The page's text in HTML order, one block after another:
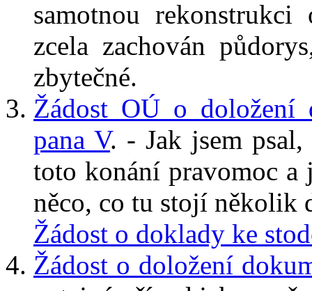
samotnou
zcela zachován
zbytečné.
Žádost OÚ o doložení
pana V. - Jak jsem
toto konání pravomoc a
něco, co tu stojí několik
Žádost o doklady ke
Žádost o doložení